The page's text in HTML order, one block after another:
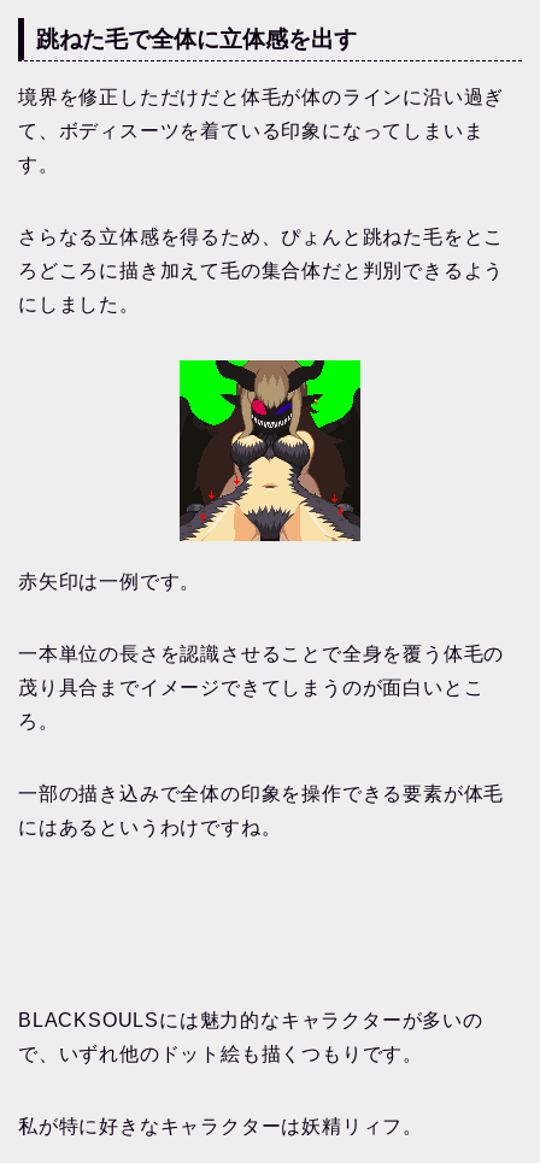
跳ねた毛で全体に立体感を出す
境界を修正しただけだと体毛が体のラインに沿い過ぎ
て、ボディスーツを着ている印象になってしまいま
す。
さらなる立体感を得るため、ぴょんと跳ねた毛をとこ
ろどころに描き加えて毛の集合体だと判別できるよう
にしました。
赤矢印は一例です。
一本単位の長さを認識させることで全身を覆う体毛の
茂り具合までイメージできてしまうのが面白いとこ
ろ。
一部の描き込みで全体の印象を操作できる要素が体毛
にはあるというわけですね。
BLACKSOULSには魅力的なキャラクターが多いの
で、いずれ他のドット絵も描くつもりです。
私が特に好きなキャラクターは妖精リィフ。